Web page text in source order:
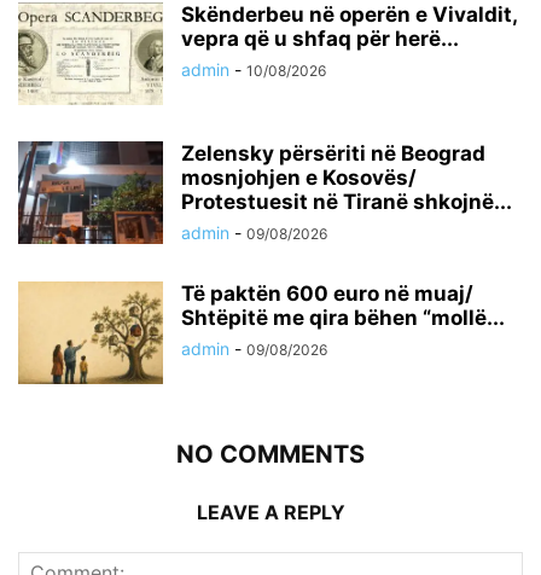
Skënderbeu në operën e Vivaldit,
vepra që u shfaq për herë...
admin - 10/08/2026
Zelensky përsëriti në Beograd
mosnjohjen e Kosovës/
Protestuesit në Tiranë shkojnë...
admin - 09/08/2026
Të paktën 600 euro në muaj/
Shtëpitë me qira bëhen “mollë...
admin - 09/08/2026
NO COMMENTS
LEAVE A REPLY